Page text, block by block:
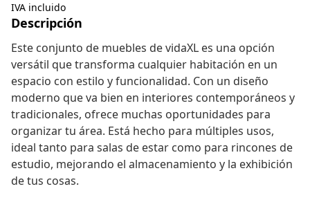
IVA incluido
Descripción
Este conjunto de muebles de vidaXL es una opción
versátil que transforma cualquier habitación en un
espacio con estilo y funcionalidad. Con un diseño
moderno que va bien en interiores contemporáneos y
tradicionales, ofrece muchas oportunidades para
organizar tu área. Está hecho para múltiples usos,
ideal tanto para salas de estar como para rincones de
estudio, mejorando el almacenamiento y la exhibición
de tus cosas.